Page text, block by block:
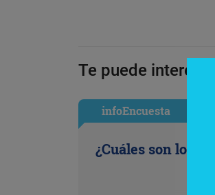
Te puede interesar:
infoEncuesta
¿Cuáles son los